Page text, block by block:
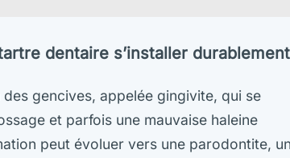
dentaire s’installer durablement
gencives, appelée gingivite, qui se
et parfois une mauvaise haleine
peut évoluer vers une parodontite,